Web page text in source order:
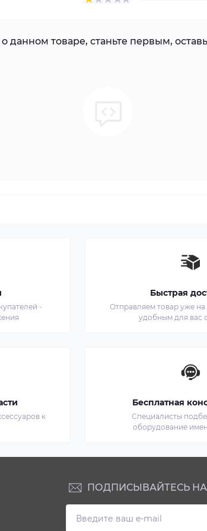
данном товаре, станьте первым,
-
Быстрая
Отправляем товар уже
удобным для вас
к
Бесплатная
Специалисты
оборудование
ПОДПИСЫВАЙТЕСЬ